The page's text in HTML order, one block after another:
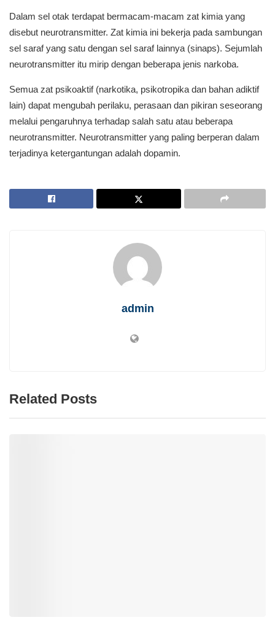
Dalam sel otak terdapat bermacam-macam zat kimia yang
disebut neurotransmitter. Zat kimia ini bekerja pada sambungan
sel saraf yang satu dengan sel saraf lainnya (sinaps). Sejumlah
neurotransmitter itu mirip dengan beberapa jenis narkoba.
Semua zat psikoaktif (narkotika, psikotropika dan bahan adiktif
lain) dapat mengubah perilaku, perasaan dan pikiran seseorang
melalui pengaruhnya terhadap salah satu atau beberapa
neurotransmitter. Neurotransmitter yang paling berperan dalam
terjadinya ketergantungan adalah dopamin.
admin
Related Posts